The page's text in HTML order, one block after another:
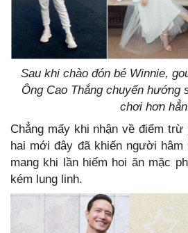
Sau khi chào đón bé Winnie,
Ông Cao Thắng chuyển hướng
chơi hơn
Chẳng mấy khi nhận về điểm trừ
hai mới đây đã khiến người hâm
mang khi lần hiếm hoi ăn mặc
kém lung linh.